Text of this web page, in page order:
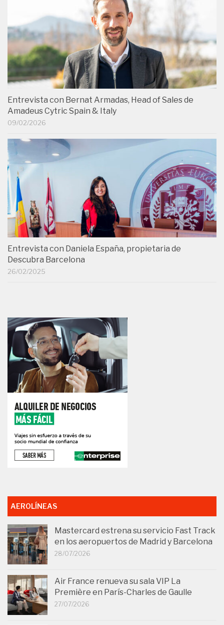
Entrevista con Bernat Armadas, Head of Sales de
Amadeus Cytric Spain & Italy
09/02/2026
Entrevista con Daniela España, propietaria de
Descubra Barcelona
26/02/2025
AEROLÍNEAS
Mastercard estrena su servicio Fast Track
en los aeropuertos de Madrid y Barcelona
28/07/2026
Air France renueva su sala VIP La
Première en París-Charles de Gaulle
27/07/2026